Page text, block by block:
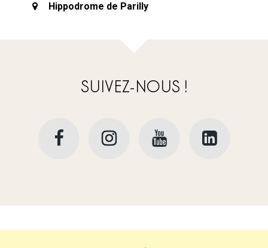
Hippodrome de Parilly
SUIVEZ-NOUS !